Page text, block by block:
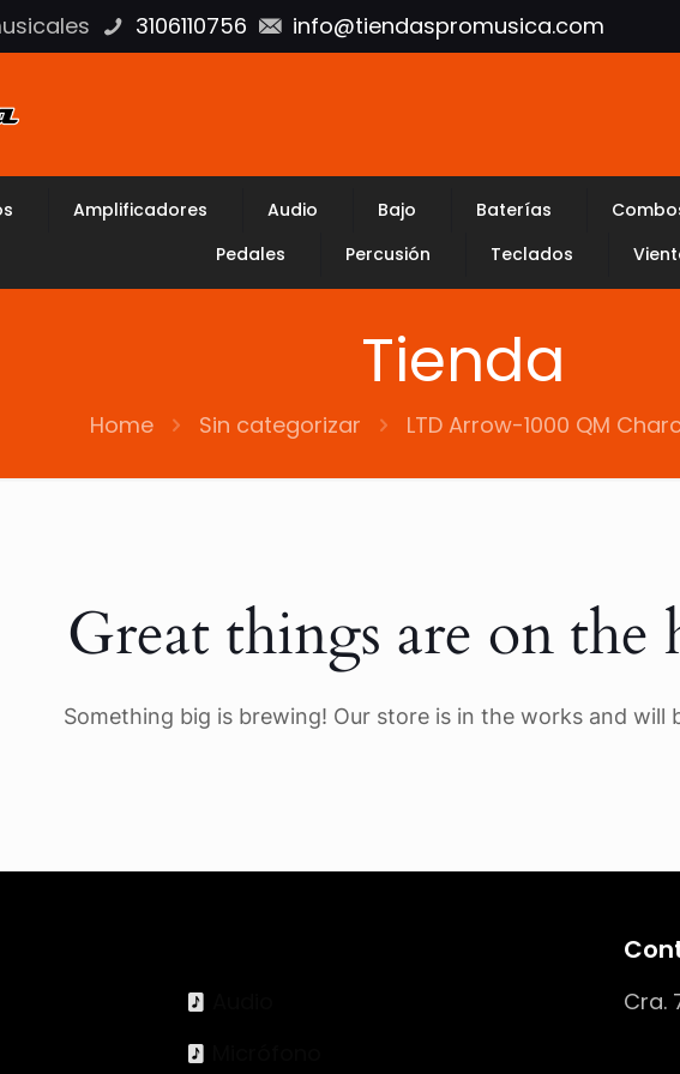
3106110756 info@tiendaspromusica.com
Amplificadores Audio Bajo Baterías
Pedales
Percusión Teclados
Tienda
Home Sin categorizar LTD Arrow-1000 QM
Great things are on the
Something big is brewing! Our store is in the works and will
Cra.